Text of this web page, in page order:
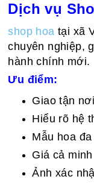
Dịch vụ
shop hoa tại xã
chuyên nghiệp,
hành chính mới.
Ưu điểm:
Giao tận
Hiểu rõ hệ
Mẫu hoa đa
Giá cả
Ảnh xác